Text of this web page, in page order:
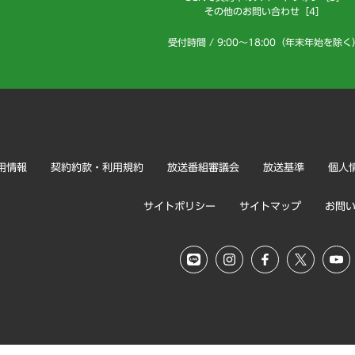
その他のお問い合わせ［4］
受付時間 / 9:00～18:00（年末年始を除く
情報 契約約款・利用規約 放送番組審議会 放送基準 個人
サイトポリシー サイトマップ お問